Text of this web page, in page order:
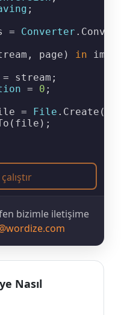
;
= Converter .
page) in
stream;
= 0 ;
= File . Create (
(file);
bizimle iletişime
Nasıl